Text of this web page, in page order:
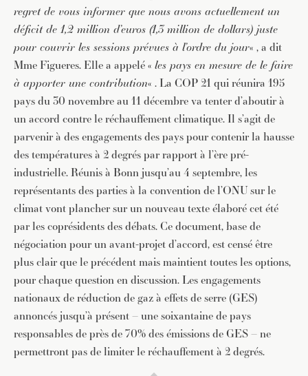
regret de vous informer que nous avons actuellement un
déficit de 1,2 million d’euros (1,3 million de dollars) juste
pour couvrir les sessions prévues à l’ordre du jour« , a dit
Mme Figueres. Elle a appelé « les pays en mesure de le faire
à apporter une contribution« . La COP 21 qui réunira 195
pays du 30 novembre au 11 décembre va tenter d’aboutir à
un accord contre le réchauffement climatique. Il s’agit de
parvenir à des engagements des pays pour contenir la hausse
des températures à 2 degrés par rapport à l’ère pré-
industrielle. Réunis à Bonn jusqu’au 4 septembre, les
représentants des parties à la convention de l’ONU sur le
climat vont plancher sur un nouveau texte élaboré cet été
par les coprésidents des débats. Ce document, base de
négociation pour un avant-projet d’accord, est censé être
plus clair que le précédent mais maintient toutes les options,
pour chaque question en discussion. Les engagements
nationaux de réduction de gaz à effets de serre (GES)
annoncés jusqu’à présent – une soixantaine de pays
responsables de près de 70% des émissions de GES – ne
permettront pas de limiter le réchauffement à 2 degrés.